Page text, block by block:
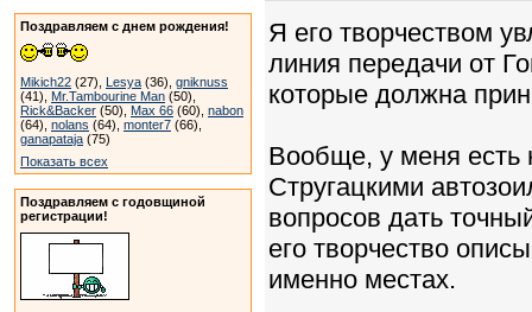
Поздравляем с днем рождения!
Mikich22 (27), Lesya (36), gniknuss
(41), Mr.Tambourine Man (50),
Rick&Backer (50), Max 66 (60), nabon
(64), nolans (64), monter7 (66),
ganapataja (75)
Показать всех
Поздравляем с годовщиной
регистрации!
Я его творчеством
линия передачи от
которые должна
Вообще, у меня есть
Стругацкими
вопросов дать
его творчество
именно местах.